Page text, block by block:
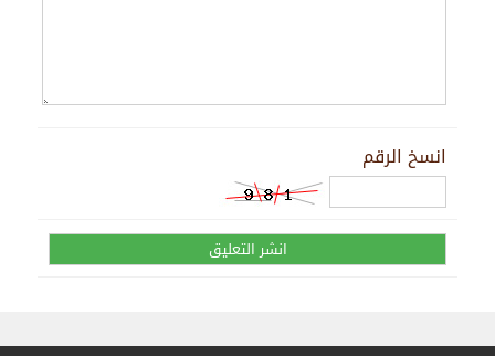
انسخ الرقم